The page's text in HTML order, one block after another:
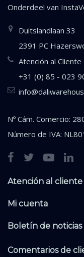
Onderdeel van
Duitslandlaan 33
2391 PC
Atención al Cliente
+31 (0) 85 - 023
Nº Cám. Comercio:
Número de IVA:
Atención al cliente
Mi cuenta
Boletín de noticias
Comentarios de